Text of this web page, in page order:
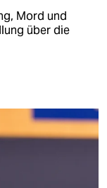
Mord und
über die